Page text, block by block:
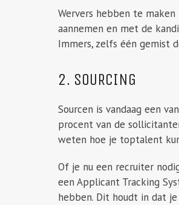
Wervers hebben te
aannemen en met de
Immers, zelfs één gemist
2. SOURCING
Sourcen is vandaag een
procent van de
weten hoe je toptalent
Of je nu een recruiter
een Applicant Tracking
hebben. Dit houdt in dat